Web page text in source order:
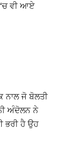
ਵੀ ਆਏ
ਜੋ ਬੋਲਤੀ
ਅੰਦੋਲਨ ਨੇ
ਭਰੀ ਹੈ ਉਹ